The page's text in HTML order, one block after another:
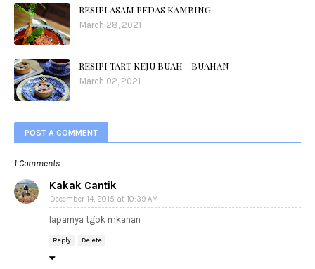
RESIPI ASAM PEDAS KAMBING
March 28, 2021
RESIPI TART KEJU BUAH - BUAHAN
March 02, 2021
POST A COMMENT
1 Comments
Kakak Cantik
December 14, 2015 at 10:39 AM
laparnya tgok mkanan
Reply Delete